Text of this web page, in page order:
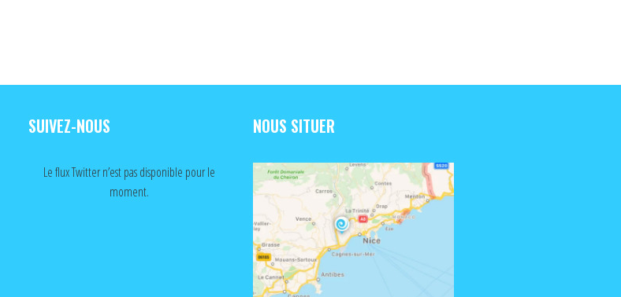
SUIVEZ-NOUS
Le flux Twitter n’est pas disponible pour le
moment.
NOUS SITUER